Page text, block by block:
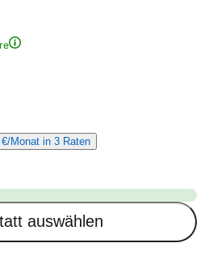
Monat in 3 Raten
auswählen